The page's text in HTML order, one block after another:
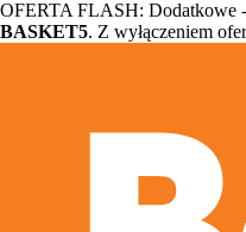
OFERTA FLASH: Dodatkowe -
BASKET5. Z wyłączeniem